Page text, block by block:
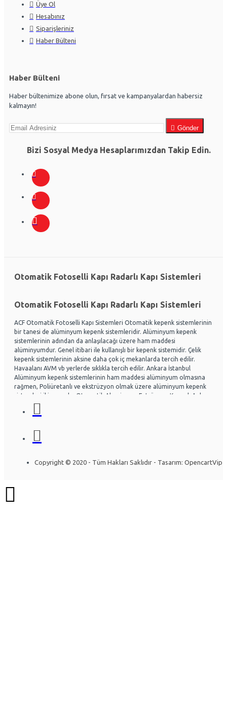
Üye Ol
Hesabınız
Siparişleriniz
Haber Bülteni
Haber Bülteni
Haber bültenimize abone olun, fırsat ve kampanyalardan habersiz
kalmayın!
Gönder
Bizi Sosyal Medya Hesaplarımızdan Takip Edin.
Otomatik Fotoselli Kapı Radarlı Kapı Sistemleri
Otomatik Fotoselli Kapı Radarlı Kapı Sistemleri
ACF Otomatik Fotoselli Kapı Sistemleri Otomatik kepenk sistemlerinin
bir tanesi de alüminyum kepenk sistemleridir. Alüminyum kepenk
sistemlerinin adından da anlaşılacağı üzere ham maddesi
alüminyumdur. Genel itibari ile kullanışlı bir kepenk sistemidir. Çelik
kepenk sistemlerinin aksine daha çok iç mekanlarda tercih edilir.
Havaalanı AVM vb yerlerde sıklıkla tercih edilir. Ankara İstanbul
Alüminyum kepenk sistemlerinin ham maddesi alüminyum olmasına
rağmen, Poliüretanlı ve ekstrüzyon olmak üzere alüminyum kepenk
sistemleri ikiye ayrılır. Otomatik Aluminyum Extrüzyon Kepenk Ankara
ve İstanbul başta olmak üzere Ülke genelinde hayli tercih
edilmektedir. Acf otomatik kapı sistemleri Otomatik kapı radarlı kapı,
ve Cephe sistemleri üzerine uzman ekip yapısıyla Montaj ve arıza
bakım onarım konusunda uzmandır. Ankara İstanbul Otomatik
Özel olarak tasarlanabilen sistemlerde mevcuttur. Kullanıcının
bir sorun olmadan yıllarca kullanılabilinir. Alüminyum kepenk
Copyright © 2020 - Tüm Hakları Saklıdır - Tasarım: OpencartVip